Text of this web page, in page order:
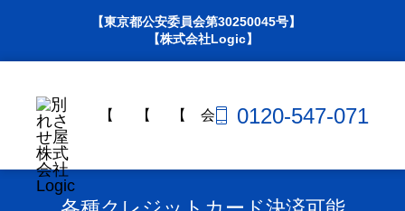
【東京都公安委員会第30250045号】
【株式会社Logic】
【 【 【 会 0120-547-071